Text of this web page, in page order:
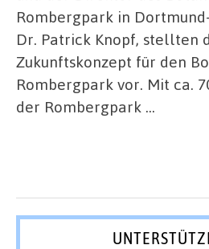
Rombergpark in
Dr. Patrick Knopf, stellten
Zukunftskonzept für den
Rombergpark vor. Mit ca.
der Rombergpark …